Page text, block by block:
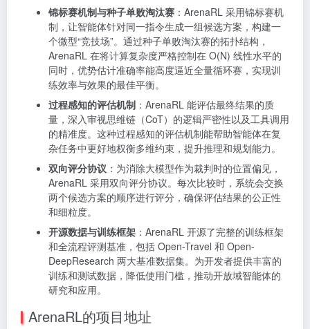
锦标赛机制与种子单败淘汰赛 ：ArenaRL 采用锦标赛机
制，让智能体针对同一指令生成一组候选方案，构建一
个微型“竞技场”。通过种子单败淘汰赛的拓扑结构，
ArenaRL 在将计算复杂度严格控制在 O(N) 线性水平的
同时，优势估计准确率能高度逼近全量循环赛，实现训
练效率与效果的最佳平衡。
过程感知的评估机制 ：ArenaRL 能评估最终结果的质
量，深入审视思维链（CoT）的逻辑严密性以及工具调用
的精准度。这种过程感知的评估机制能帮助智能体在复
杂任务中更好地权衡多维约束，提升推理和规划能力。
双向评分协议 ：为消除大模型作为裁判时的位置偏见，
ArenaRL 采用双向评分协议。每次比较时，系统会交换
两个候选方案的顺序进行评分，确保评估结果的公正性
和细粒度。
开源数据与训练框架 ：ArenaRL 开源了完整的训练框架
和全流程评测基准，包括 Open-Travel 和 Open-
DeepResearch 两大基准数据集。为开发者提供丰富的
训练和测试数据，降低使用门槛，推动开放域智能体的
研究和应用。
ArenaRL的项目地址